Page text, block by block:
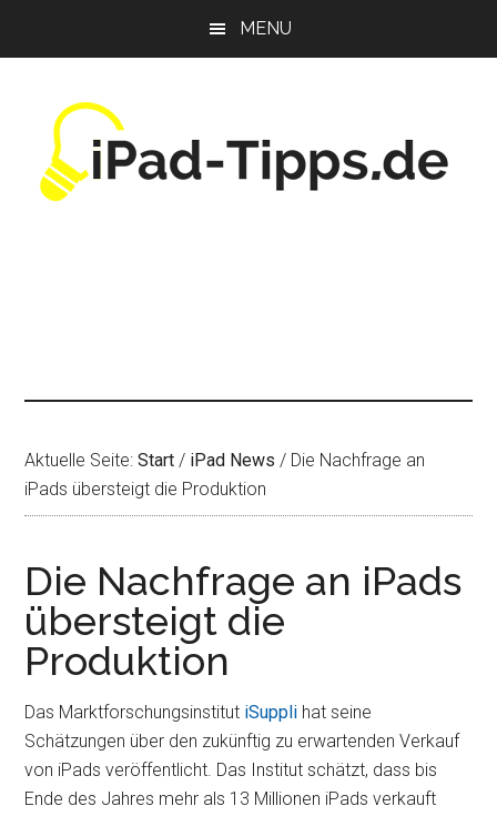
MENU
Aktuelle Seite:Start / iPad News / Die Nachfrage an
iPads übersteigt die Produktion
Die Nachfrage an iPads
übersteigt die
Produktion
Das Marktforschungsinstitut iSuppli hat seine
Schätzungen über den zukünftig zu erwartenden Verkauf
von iPads veröffentlicht. Das Institut schätzt, dass bis
Ende des Jahres mehr als 13 Millionen iPads verkauft